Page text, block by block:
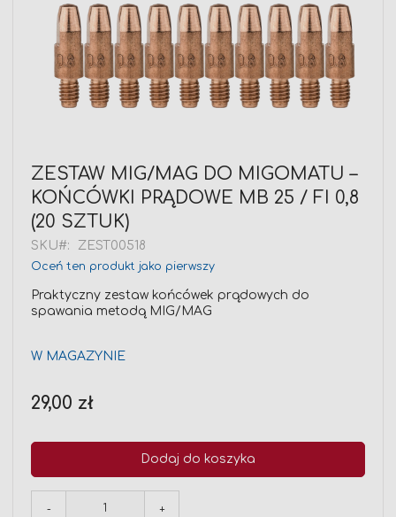
Przejdź
na
początek
galerii
ZESTAW MIG/MAG DO MIGOMATU –
KOŃCÓWKI PRĄDOWE MB 25 / FI 0,8
(20 SZTUK)
SKU ZEST00518
Oceń ten produkt jako pierwszy
Praktyczny zestaw końcówek prądowych do
spawania metodą MIG/MAG
W MAGAZYNIE
29,00 zł
Dodaj do koszyka
- +